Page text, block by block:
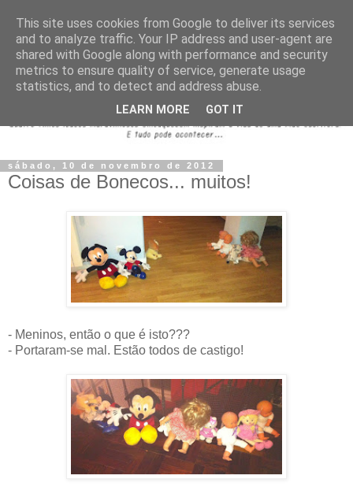
sábado, 10 de novembro de 2012
Coisas de Bonecos... muitos!
- Meninos, então o que é isto???
- Portaram-se mal. Estão todos de castigo!
This site uses cookies from Google to deliver its services
and to analyze traffic. Your IP address and user-agent are
shared with Google along with performance and security
metrics to ensure quality of service, generate usage
statistics, and to detect and address abuse.
LEARN MORE GOT IT